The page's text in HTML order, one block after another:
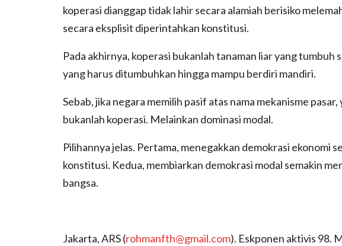
koperasi dianggap tidak lahir secara alamiah berisiko
secara eksplisit diperintahkan konstitusi.
Pada akhirnya, koperasi bukanlah tanaman liar yang tumbuh
yang harus ditumbuhkan hingga mampu berdiri mandiri.
Sebab, jika negara memilih pasif atas nama mekanisme
bukanlah koperasi. Melainkan dominasi modal.
Pilihannya jelas. Pertama, menegakkan demokrasi ekonomi
konstitusi. Kedua, membiarkan demokrasi modal semakin
bangsa.
Jakarta, ARS (rohmanfth@gmail.com). Eskponen aktivis 98.